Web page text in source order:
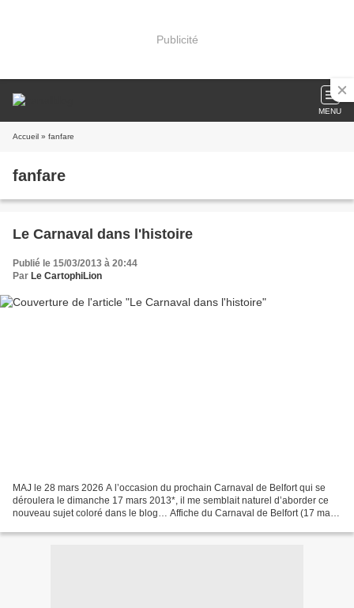
Publicité
MENU
Accueil » fanfare
fanfare
Le Carnaval dans l'histoire
Publié le 15/03/2013 à 20:44
Par Le CartophiLion
MAJ le 28 mars 2026 A l’occasion du prochain Carnaval de Belfort qui se
déroulera le dimanche 17 mars 2013*, il me semblait naturel d’aborder ce
nouveau sujet coloré dans le blog… Affiche du Carnaval de Belfort (17 mars